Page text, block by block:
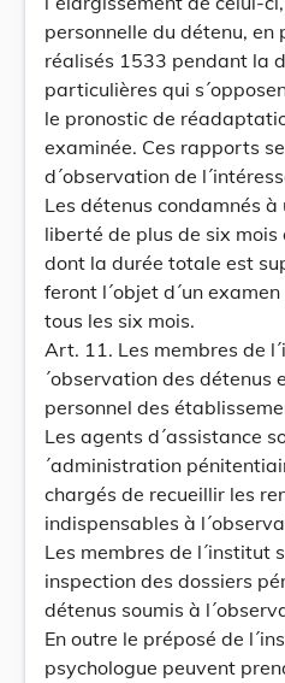
personnelle du détenu, en
réalisés 1533 pendant la
particulières qui
le pronostic de
examinée. Ces rapports
d´observation de
Les détenus condamnés
liberté de plus de six mois
dont la durée totale est
feront l´objet d´un
tous les six mois.
Art. 11. Les membres de
´observation des détenus
personnel des
Les agents d´assistance
´administration
chargés de recueillir les
indispensables à
Les membres de l´institut
inspection des dossiers
détenus soumis à
En outre le préposé de
psychologue peuvent